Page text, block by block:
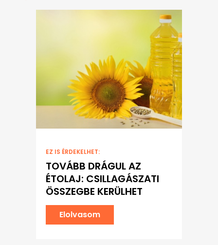
EZ IS ÉRDEKELHET:
TOVÁBB DRÁGUL AZ
ÉTOLAJ: CSILLAGÁSZATI
ÖSSZEGBE KERÜLHET
Elolvasom